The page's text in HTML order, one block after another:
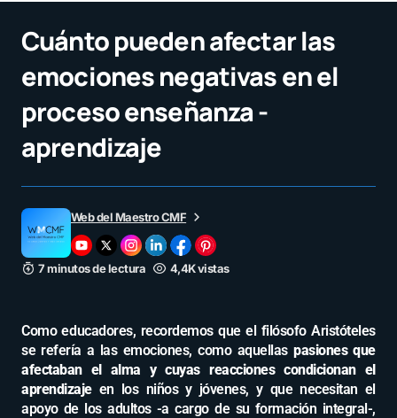
Cuánto pueden afectar las
emociones negativas en el
proceso enseñanza -
aprendizaje
Web del Maestro CMF
7 minutos de lectura 4,4K vistas
Como educadores, recordemos que el filósofo Aristóteles
se refería a las emociones, como aquellaspasiones que
afectaban el alma y cuyas reacciones condicionan el
aprendizajeen los niños y jóvenes, y que necesitan el
apoyo de los adultos -a cargo de su formación integral-,